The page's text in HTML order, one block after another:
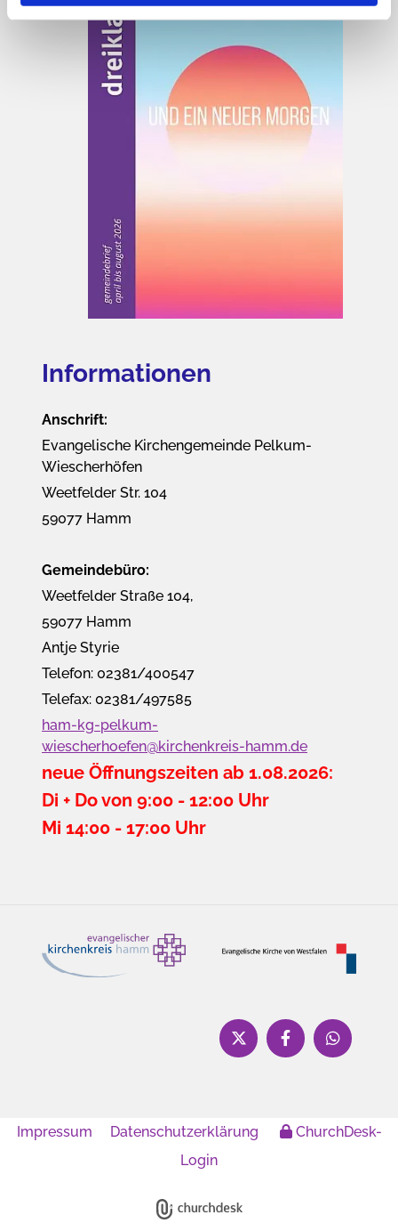
Informationen
Anschrift:
Evangelische Kirchengemeinde Pelkum-
Wiescherhöfen
Weetfelder Str. 104
59077 Hamm
Gemeindebüro:
Weetfelder Straße 104,
59077 Hamm
Antje Styrie
Telefon: 02381/400547
Telefax: 02381/497585
ham-kg-pelkum-
wiescherhoefen@kirchenkreis-hamm.de
neue Öffnungszeiten ab 1.08.2026:
Di + Do von 9:00 - 12:00 Uhr
Mi 14:00 - 17:00 Uhr
Impressum Datenschutzerklärung
ChurchDesk-
Login